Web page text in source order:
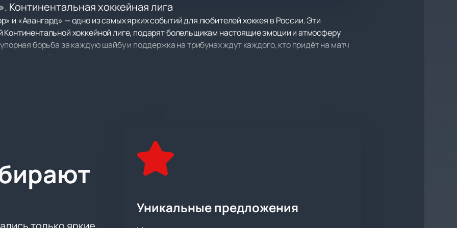
Континентальная хоккейная лига
и «Авангард» — одно из самых ярких событий для любителей хоккея в России. Эти
хоккейной лиге, подарят болельщикам настоящие эмоции и атмосферу
борьба за каждую шайбу и поддержка на трибунах ждут каждого, кто придёт на матч
место для проведения хоккейных матчей любого уровня. Просторные сектора
точки зала, а развитая инфраструктура делает посещение удобным для каждого гостя.
где каждая минута наполнена азартом игры и поддержкой зрителей.
— Авангард». Континентальная хоккейная лига онлайн
легко на нашем сайте. Выберите места по подробной схеме зала и найдите лучшие
Уникальные предложения